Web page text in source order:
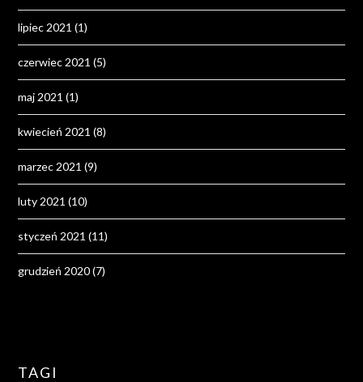
lipiec 2021 (1)
czerwiec 2021 (5)
maj 2021 (1)
kwiecień 2021 (8)
marzec 2021 (9)
luty 2021 (10)
styczeń 2021 (11)
grudzień 2020(7)
TAGI